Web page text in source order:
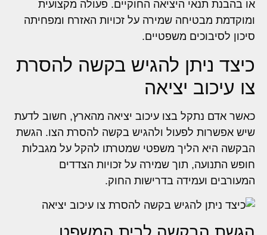
או בהבנת תנאי היציאה החוקיים. פעולה מקצועית
ומוקדמת מבטיחה שמירה על זכויות האזרח ומפחיתה
סיכון לסיבוכים משפטיים.
כיצד ניתן להגיש בקשה להסרת
צו עיכוב יציאה
כאשר אדם נתקל בצו עיכוב יציאה מהארץ, חשוב לדעת
שיש אפשרות לפעול ולהגיש בקשה להסרת הצו. הגשת
הבקשה היא הליך משפטי שמטרתו להקל על מגבלות
חופש התנועה, תוך שמירה על זכויות הצדדים
המעורבים ועמידה בדרישות החוק.